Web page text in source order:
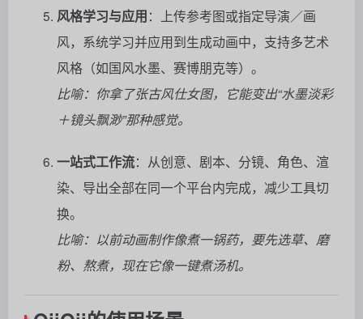
风格学习与应用：上传参考图或指定导演／画
风，系统学习并应用到生成动画中，支持多艺术
风格（如国风水墨、赛博朋克等）。
比喻：你拿了张古风仕女图，它能变出“水墨淡彩
＋镜头飘渺”那种感觉。
一站式工作流：从创意、剧本、分镜、角色、渲
染、导出全部在同一个平台内完成，减少工具切
换。
比喻：以前动画制作像煮一锅药，要先选草、磨
粉、熬煮，现在它像一键煮汤机。